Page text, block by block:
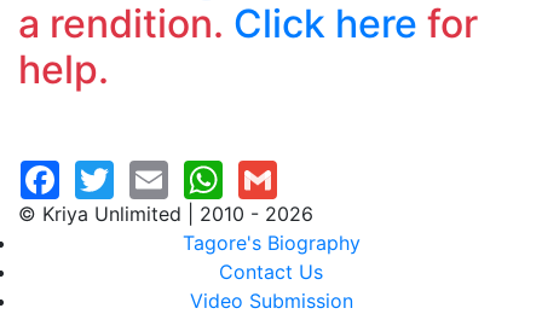
a rendition. Click here for
help.
© Kriya Unlimited | 2010 - 2026
Tagore's Biography
Contact Us
Video Submission